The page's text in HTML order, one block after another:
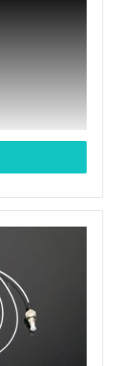
ー
流駆動とTEC
バーレーザー
に適していま